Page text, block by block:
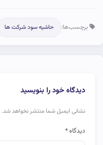
برچسب‌ها: حاشیه سود شرکت ها
دیدگاه خود را بنویسید
نشانی ایمیل شما منتشر نخواهد شد.
دیدگاه*